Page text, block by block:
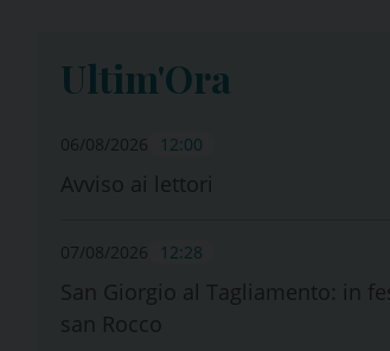
Ultim'Ora
06/08/2026 12:00
Avviso ai lettori
07/08/2026 12:28
San Giorgio al Tagliamento: in
san Rocco